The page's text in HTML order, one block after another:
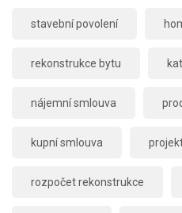
stavební povolení
rekonstrukce bytu
nájemní smlouva
kupní smlouva
rozpočet rekonstrukce